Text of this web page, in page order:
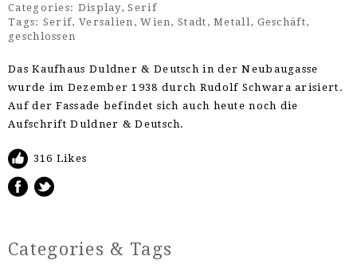
Categories: Display,Serif
Tags: Serif, Versalien ,Wien ,Stadt ,Metall , Geschäft,
geschlossen
Das Kaufhaus Duldner & Deutsch in der Neubaugasse
wurde im Dezember 1938 durch Rudolf Schwara arisiert.
Auf der Fassade befindet sich auch heute noch die
Aufschrift Duldner & Deutsch.
316 Likes
Categories & Tags